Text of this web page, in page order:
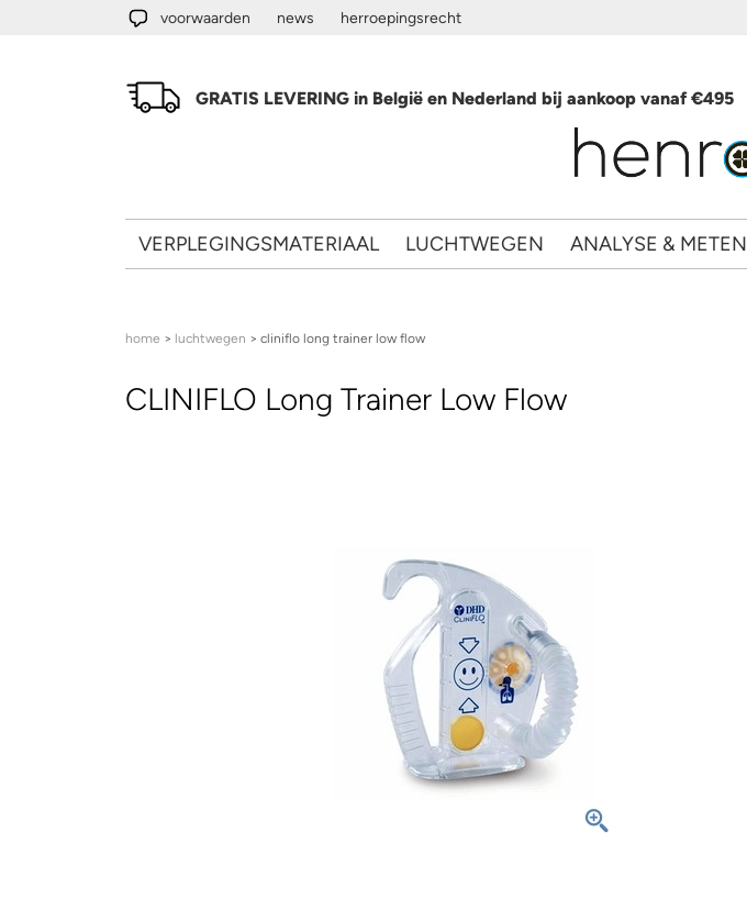
Overslaan en naar de algemene inhoud gaan
voorwaarden news herroepingsrecht
GRATIS LEVERING in België en Nederland bij aankoop vanaf €495
VERPLEGINGSMATERIAAL LUCHTWEGEN ANALYSE & METEN
U bent hier
home > luchtwegen > cliniflo long trainer low flow
CLINIFLO Long Trainer Low Flow